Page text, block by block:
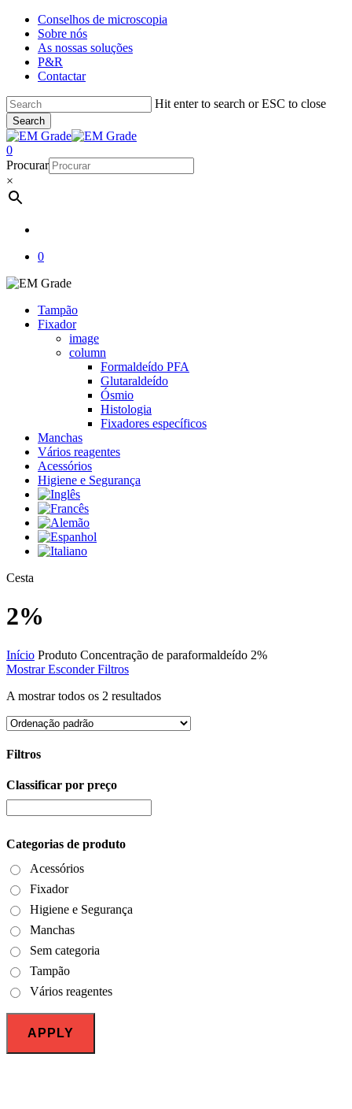
Skip
main
content
Conselhos de microscopia
Sobre nós
As nossas soluções
P&R
Contactar
Hit enter to search or ESC to close
Search
Close
Search
account
0
Menu
Procurar
×
0
Tampão
Fixador
image
column
Formaldeído PFA
Glutaraldeído
Ósmio
Histologia
Fixadores específicos
Manchas
Vários reagentes
Acessórios
Higiene e Segurança
Cesta
2%
Início Produto Concentração de paraformaldeído 2%
Mostrar Esconder Filtros
A mostrar todos os 2 resultados
Filtros
Close
Classificar por preço
Categorias de produto
Acessórios
Fixador
Higiene e Segurança
Manchas
Sem categoria
Tampão
Vários reagentes
APPLY